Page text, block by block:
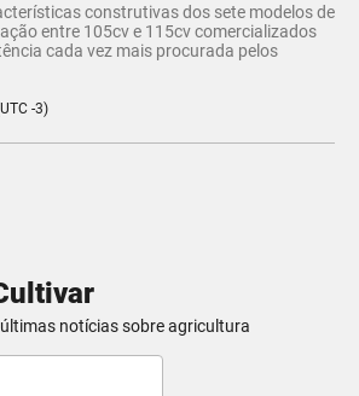
construtivas dos sete modelos de
entre 105cv e 115cv comercializados
cada vez mais procurada pelos
-3)
notícias sobre agricultura